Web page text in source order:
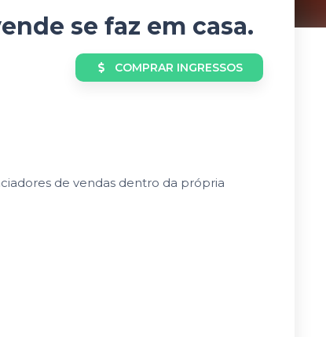
se faz em casa.
COMPRAR INGRESSOS
de vendas dentro da própria